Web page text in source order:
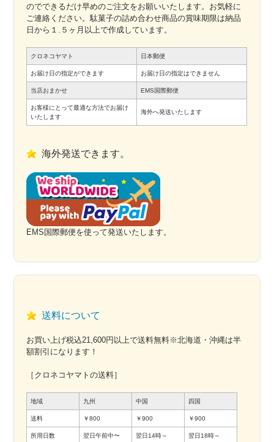
のでできるだけ早めのご注文をお願いいたします。お気軽に
ご連絡ください。駄菓子の詰め合わせ商品の賞味期限は納品
日から１.５ヶ月以上で作成しています。
クロネコヤマト 日本郵便
お届け日の指定ができます お届け日の指定はできません
当店おまかせ EMS国際郵便
お客様にとって最適な方法でお届け
いたします
海外へ発送いたします
海外発送できます。
EMS国際郵便を使って発送いたします。
送料について
お買い上げ税込21,600円以上で送料無料※北海道・沖縄は半
額割引になります！
［クロネコヤマトの送料］
地域 九州 中国 四国
送料 ￥800 ￥900 ￥900
所用日数 翌日午前中〜 翌日14時～ 翌日18時～